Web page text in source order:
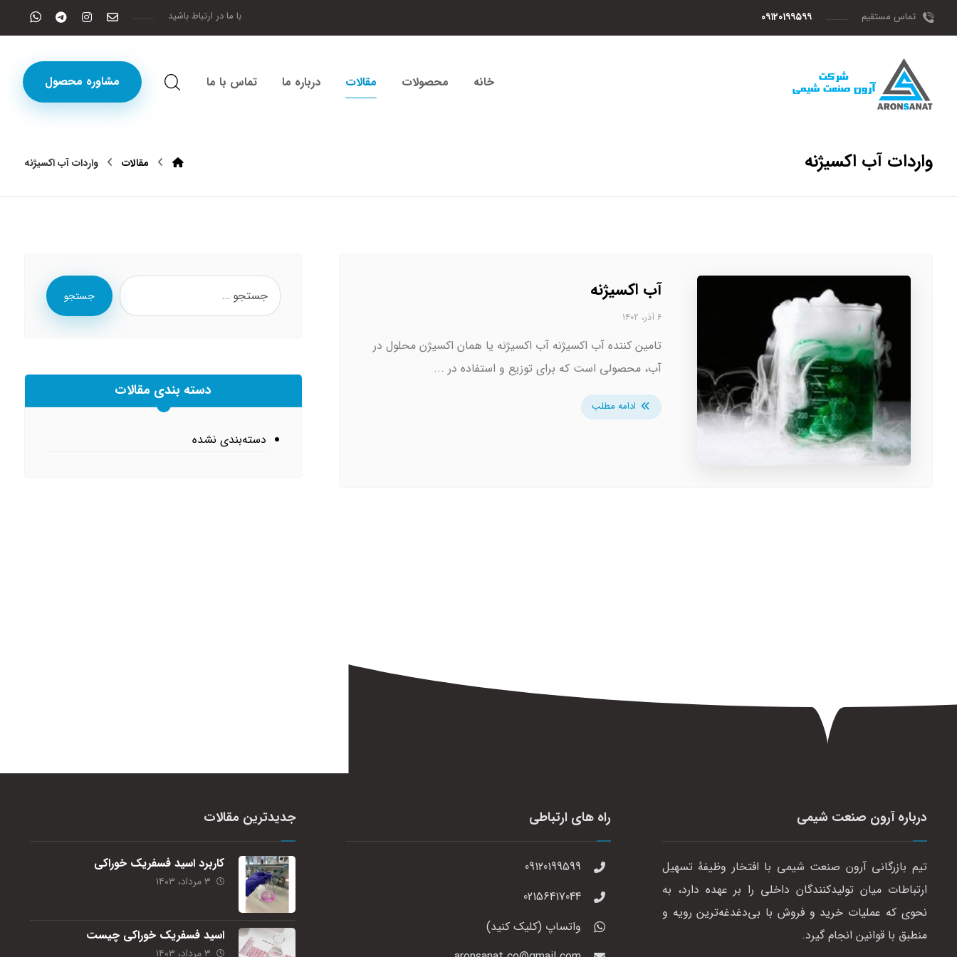
تماس مستقیم ۰۹۱۲۰۱۹۹۵۹۹ با ما در ارتباط باشید
مشاوره محصول خانه محصولات مقالات درباره ما تماس با ما
واردات آب اکسیژنه مقالات واردات آب اکسیژنه
آب اکسیژنه
۶ آذر، ۱۴۰۲
تامین کننده آب اکسیژنه آب اکسیژنه یا همان اکسیژن محلول در
آب، محصولی است که برای توزیع و استفاده در ...
ادامه مطلب
جستجو
دسته بندی مقالات
دسته‌بندی نشده
درباره آرون صنعت شیمی
تیم بازرگانی آرون صنعت شیمی با افتخار وظیفهٔ تسهیل
ارتباطات میان تولیدکنندگان داخلی را بر عهده دارد، به
نحوی که عملیات خرید و فروش با بی‌دغدغه‌ترین رویه و
منطبق با قوانین انجام گیرد.
راه های ارتباطی
09120199599
02156417044
واتساپ (کلیک کنید)
جدیدترین مقالات
کاربرد اسید فسفریک خوراکی
۳ مرداد، ۱۴۰۳
اسید فسفریک خوراکی چیست
۳ مرداد، ۱۴۰۳